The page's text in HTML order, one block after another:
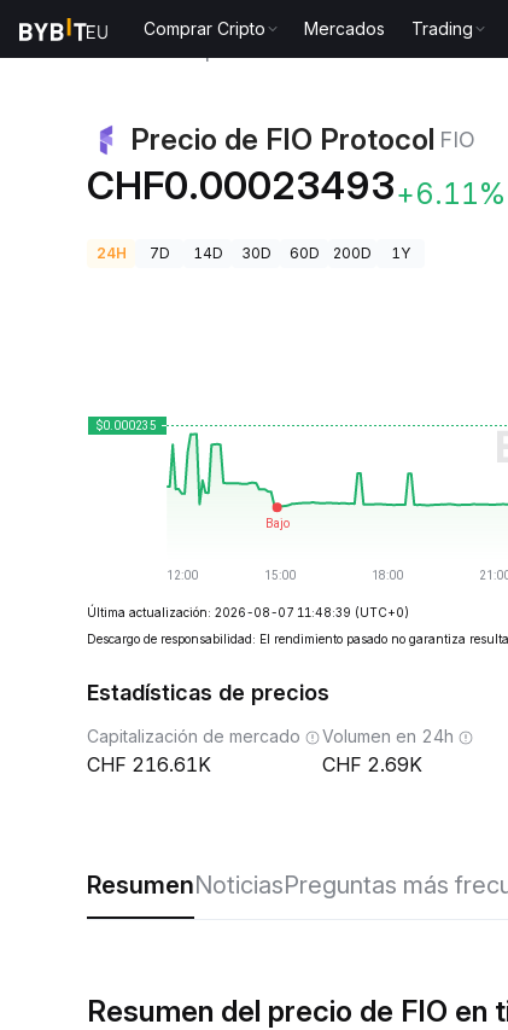
Comprar Cripto Mercados Trading
Precio de FIO Protocol FIO
CHF0.00023493+6.11%
24H 7D 14D 30D 60D 200D 1Y
Última actualización: 2026-08-07 11:48:39 (UTC+0)
Descargo de responsabilidad: El rendimiento pasado no garantiza
Estadísticas de precios
Capitalización de mercado
216.61K
Volumen en 24h
2.69K
ResumenNoticiasPreguntas más
Resumen del precio de FIO en